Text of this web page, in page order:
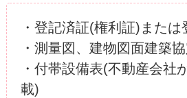
・登記済証(権利証)または
・測量図、建物図面建築
・付帯設備表(不動産会社
載)